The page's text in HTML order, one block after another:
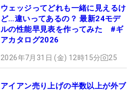
ウェッジってどれも一緒に見えるけ
ど…違いってあるの？ 最新24モデ
ルの性能早見表を作ってみた #ギ
アカタログ2026
2026年7月31日 (金) 12時15分 25
アイアン売り上げの半数以上が外ブ